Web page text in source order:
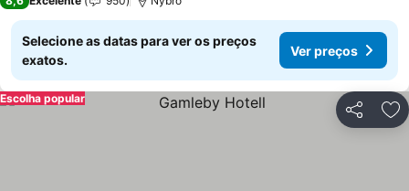
Selecione as datas para ver os preços
exatos.
Ver preços
Partilhar
Escolha popular